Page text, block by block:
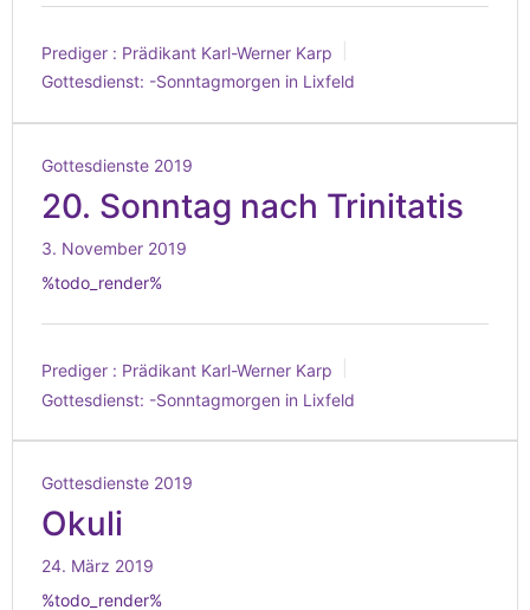
Prediger : Prädikant Karl-Werner Karp
Gottesdienst: -Sonntagmorgen in Lixfeld
Gottesdienste 2019
20. Sonntag nach Trinitatis
3. November 2019
%todo_render%
Prediger : Prädikant Karl-Werner Karp
Gottesdienst: -Sonntagmorgen in Lixfeld
Gottesdienste 2019
Okuli
24. März 2019
%todo_render%